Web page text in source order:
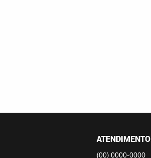
ATENDIMENTO
(00) 0000-0000